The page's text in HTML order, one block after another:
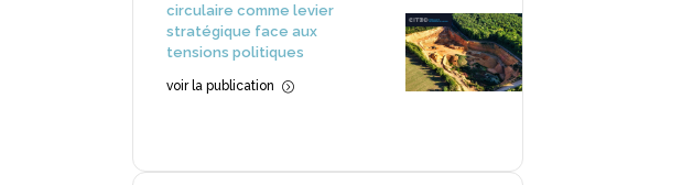
circulaire comme levier
stratégique face aux
tensions politiques
voir la publication =